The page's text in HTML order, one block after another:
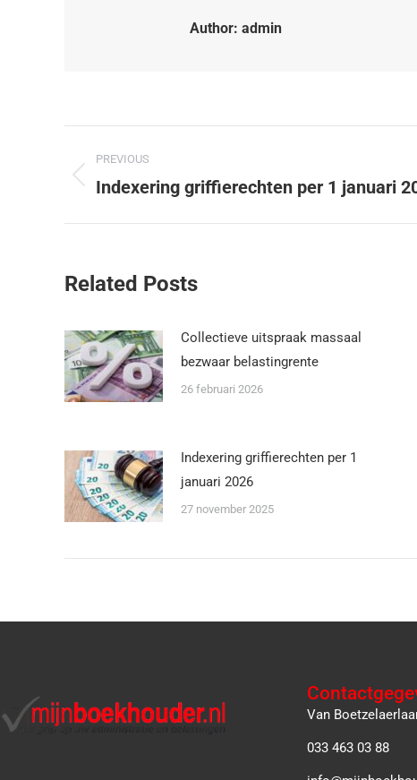
Author: admin
PREVIOUS
Indexering griffierechten per 1 januari
Related Posts
Collectieve uitspraak massaal
bezwaar belastingrente
26 februari 2026
Indexering griffierechten per 1
januari 2026
27 november 2025
Van
033 463 03 88